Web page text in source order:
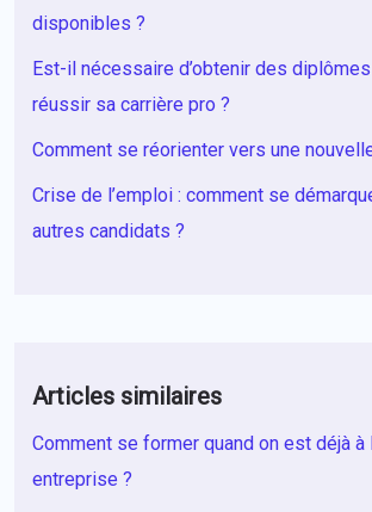
disponibles ?
Est-il nécessaire d’obtenir des
réussir sa carrière pro ?
Comment se réorienter vers une
Crise de l’emploi : comment se
autres candidats ?
Articles similaires
Comment se former quand on est déjà à
entreprise ?